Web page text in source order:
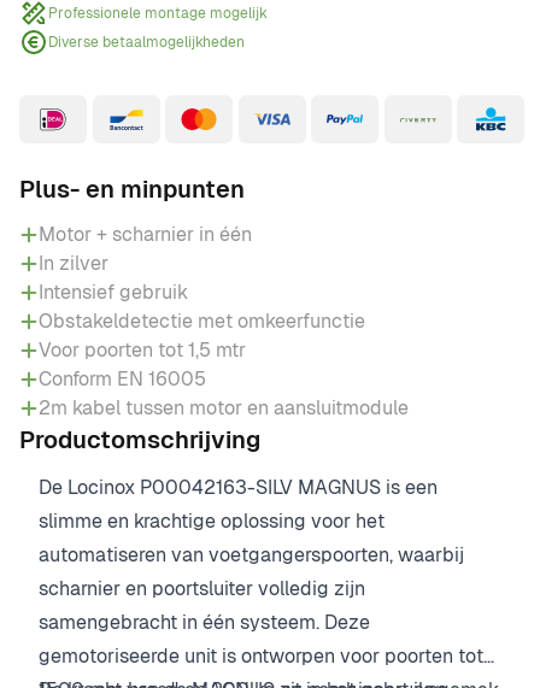
Professionele montage mogelijk
Diverse betaalmogelijkheden
Plus- en minpunten
Motor + scharnier in één
In zilver
Intensief gebruik
Obstakeldetectie met omkeerfunctie
Voor poorten tot 1,5 mtr
Conform EN 16005
2m kabel tussen motor en aansluitmodule
Productomschrijving
De Locinox P00042163-SILV MAGNUS is een
slimme en krachtige oplossing voor het
automatiseren van voetgangerspoorten, waarbij
scharnier en poortsluiter volledig zijn
samengebracht in één systeem. Deze
gemotoriseerde unit is ontworpen voor poorten tot